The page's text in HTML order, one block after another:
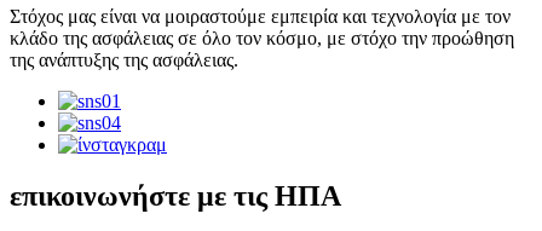
Στόχος μας είναι να μοιραστούμε εμπειρία και τεχνολογία με τον
κλάδο της ασφάλειας σε όλο τον κόσμο, με στόχο την προώθηση
της ανάπτυξης της ασφάλειας.
επικοινωνήστε με τις ΗΠΑ